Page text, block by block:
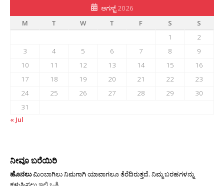
ಆಗಸ್ಟ್ 2026
M
T W T F S
S
1
2
3
4 5 6 7 8
9
10
11 12 13 14 15
16
17
18 19 20 21 22
23
24
25 26 27 28 29
30
31
« Jul
ನೀವೂ ಬರೆಯಿರಿ
ಹೊನಲುಮಿಂಬಾಗಿಲು ನಿಮಗಾಗಿ ಯಾವಾಗಲೂ ತೆರೆದಿರುತ್ತದೆ. ನಿಮ್ಮ ಬರಹಗಳನ್ನು